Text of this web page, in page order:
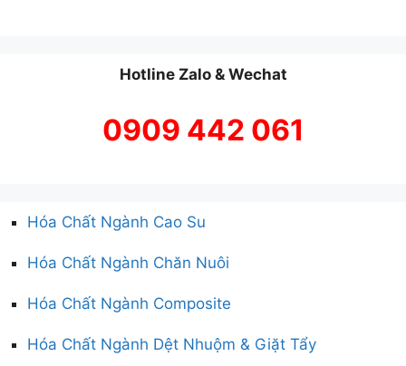
Hotline Zalo & Wechat
0909 442 061
Hóa Chất Ngành Cao Su
Hóa Chất Ngành Chăn Nuôi
Hóa Chất Ngành Composite
Hóa Chất Ngành Dệt Nhuộm & Giặt Tẩy